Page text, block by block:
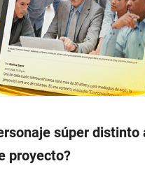
súper distinto
proyecto?